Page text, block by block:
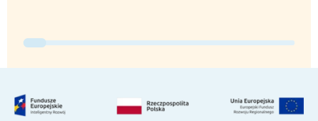
Łódź
Wrocław
Kraków
Wszystkie